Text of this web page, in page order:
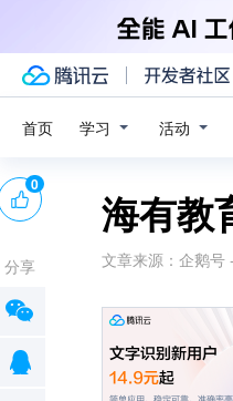
首页 学习 活动
海有教
文章来源： 企鹅号
0
分享